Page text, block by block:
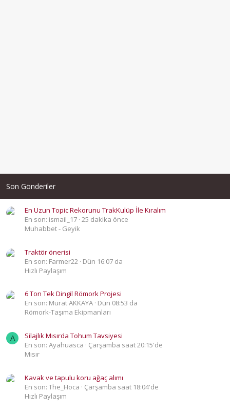
Son Gönderiler
En Uzun Topic Rekorunu TrakKulüp İle Kıralım
En son: ismail_17 25 dakika önce
Muhabbet - Geyik
Traktör önerisi
En son: Farmer22
Dün 16:07 da
Hızlı Paylaşım
6 Ton Tek Dingil Römork Projesi
En son: Murat AKKAYA Dün 08:53 da
Römork-Taşıma Ekipmanları
A
Silajlık Mısırda Tohum Tavsiyesi
En son: Ayahuasca
Çarşamba saat 20:15'de
Mısır
Kavak ve tapulu koru ağaç alımı
En son: The_Hoca
Çarşamba saat 18:04'de
Hızlı Paylaşım